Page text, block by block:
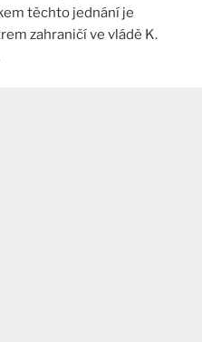
těchto jednání je
zahraničí ve vládě K.